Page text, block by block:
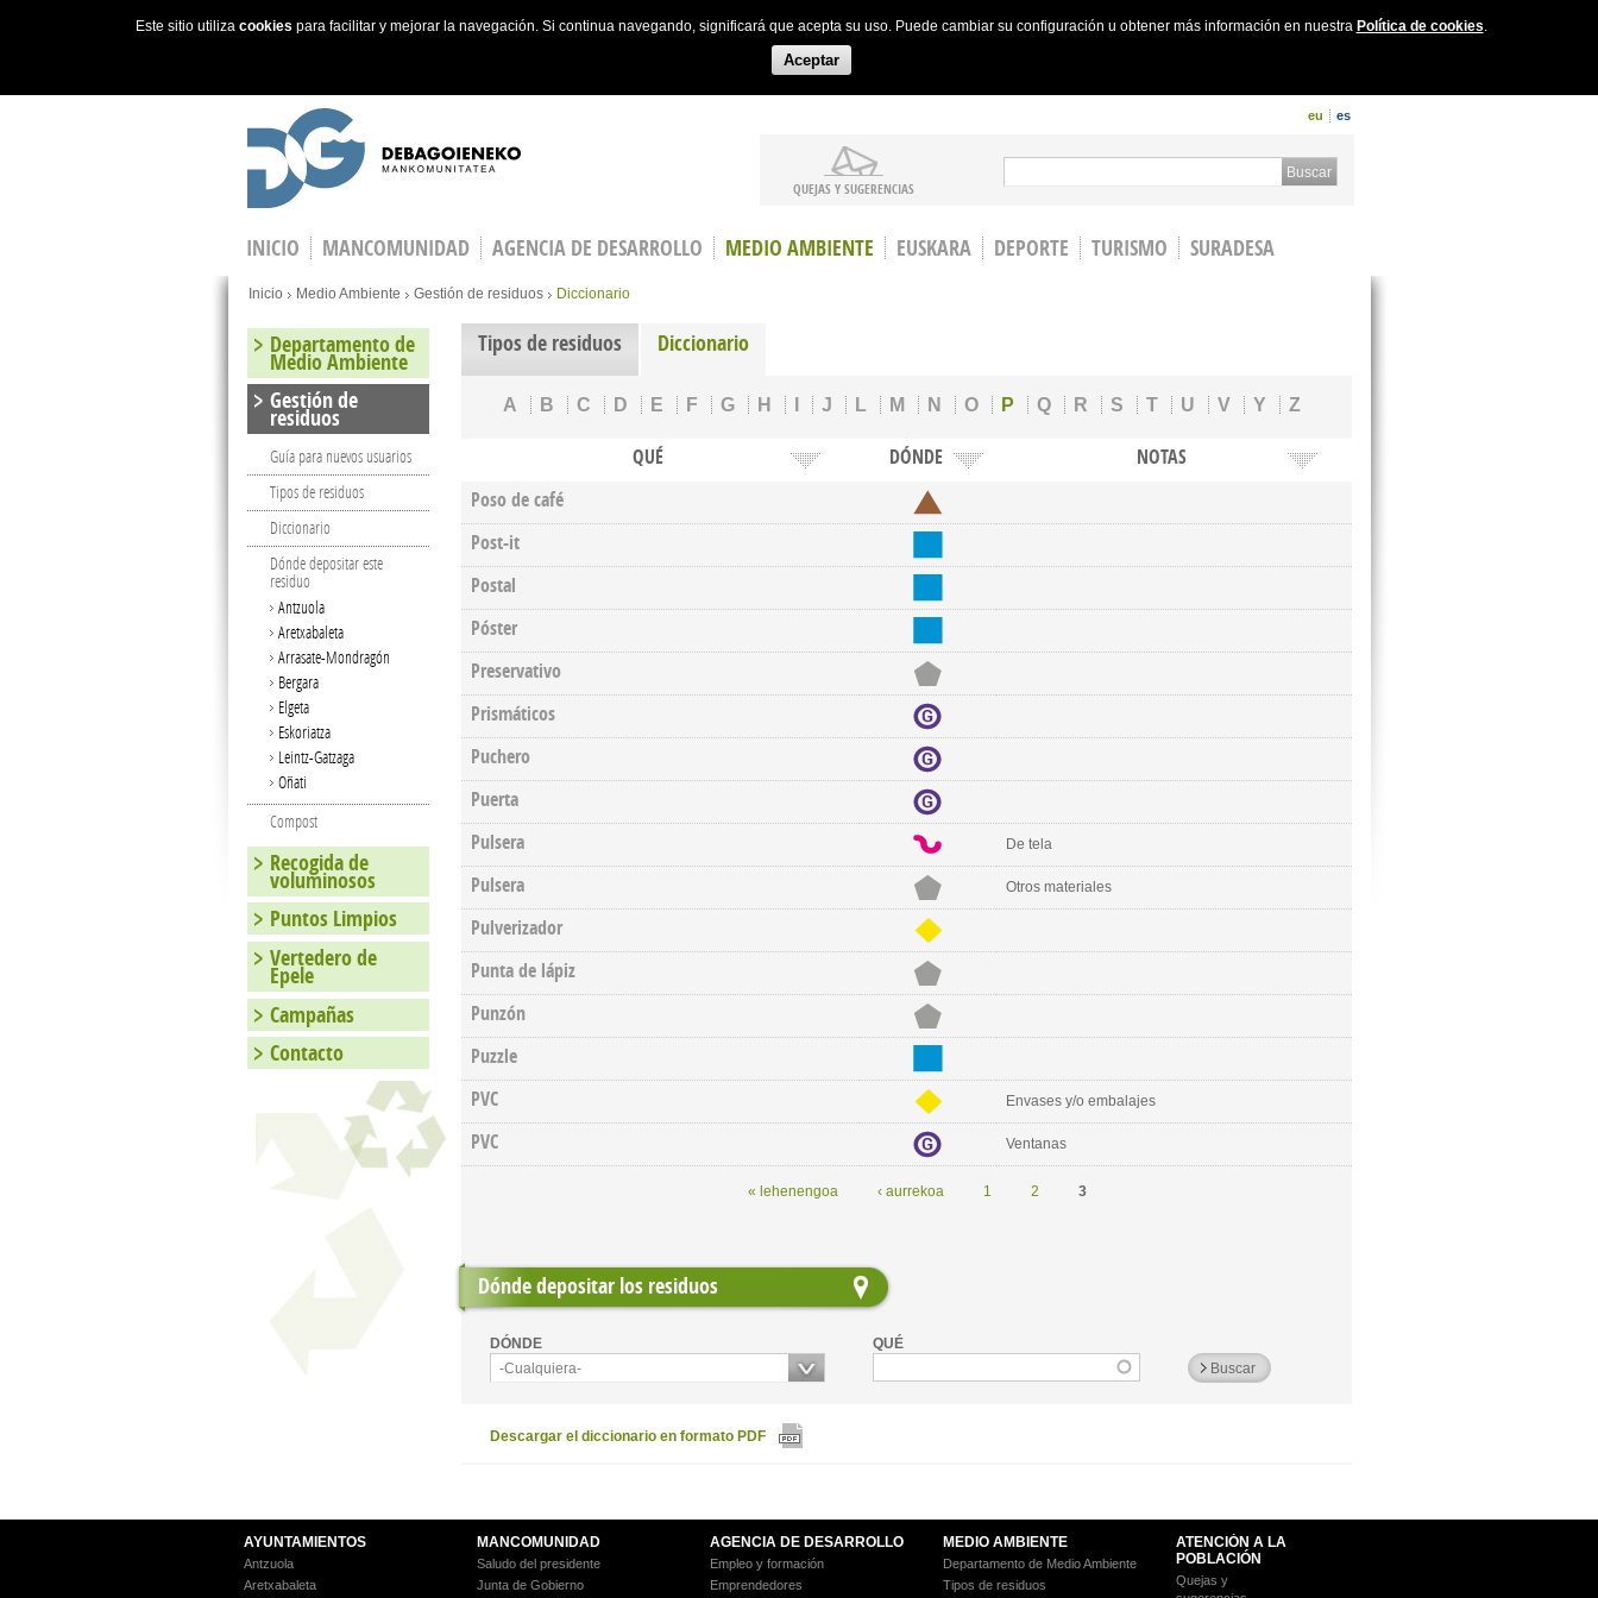
Este sitio utiliza cookies para facilitar y mejorar la navegación. Si continua navegando, significará que acepta su uso. Puede cambiar su configuración u obtener más información en nuestra Política de cookies.
Aceptar
eu es
QUEJAS Y SUGERENCIAS
Search form
INICIO MANCOMUNIDAD AGENCIA DE DESARROLLO MEDIO AMBIENTE EUSKARA DEPORTE TURISMO
SURADESA
You are here
Inicio Medio Ambiente Gestión de residuos Diccionario
Tipos de residuos Diccionario
A B C D E F G H J L M N O P Q R S T U V Y Z
QUÉ DÓNDE
NOTAS
Poso de café
Post-it
Postal
Póster
Preservativo
Prismáticos
Puchero
Puerta
Pulsera
De tela
Pulsera Otros materiales
Pulverizador
Punta de lápiz
Punzón
Puzzle
PVC
Envases y/o embalajes
PVC Ventanas
« lehenengoa ‹ aurrekoa 1 2 3
Dónde depositar los residuos
DÓNDE
-Cualquiera-
QUÉ
Descargar el diccionario en formato PDF
Departamento de
Medio Ambiente
Gestión de
residuos
Guía para nuevos usuarios
Tipos de residuos
Diccionario
Dónde depositar este
residuo
Antzuola
Aretxabaleta
Arrasate-Mondragón
Bergara
Elgeta
Eskoriatza
Leintz-Gatzaga
Oñati
Compost
Recogida de
voluminosos
Puntos Limpios
Vertedero de
Epele
Campañas
Contacto
AYUNTAMIENTOS
Antzuola
Aretxabaleta
MANCOMUNIDAD
Saludo del presidente
Junta de Gobierno
AGENCIA DE DESARROLLO
Empleo y formación
Emprendedores
MEDIO AMBIENTE
Departamento de Medio Ambiente
Tipos de residuos
ATENCIÓN A LA
POBLACIÓN
Quejas y